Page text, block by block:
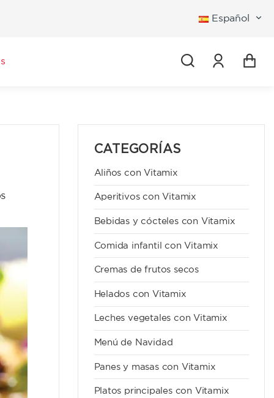
Español
Iniciar
CATEGORÍAS
Aliños con Vitamix
Aperitivos con Vitamix
Bebidas y cócteles con Vitamix
Comida infantil con Vitamix
Cremas de frutos secos
Helados con Vitamix
Leches vegetales con Vitamix
Menú de Navidad
Panes y masas con Vitamix
Platos principales con Vitamix